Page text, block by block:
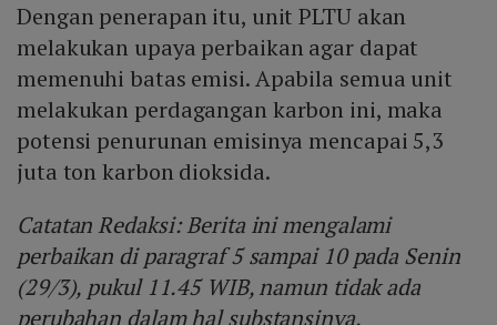
Dengan penerapan itu, unit PLTU akan
melakukan upaya perbaikan agar dapat
memenuhi batas emisi. Apabila semua unit
melakukan perdagangan karbon ini, maka
potensi penurunan emisinya mencapai 5,3
juta ton karbon dioksida.
Catatan Redaksi: Berita ini mengalami
perbaikan di paragraf 5 sampai 10 pada Senin
(29/3), pukul 11.45 WIB, namun tidak ada
perubahan dalam hal substansinya.